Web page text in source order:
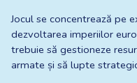
Jocul se concentrează pe
dezvoltarea imperiilor
trebuie să gestioneze
armate și să lupte